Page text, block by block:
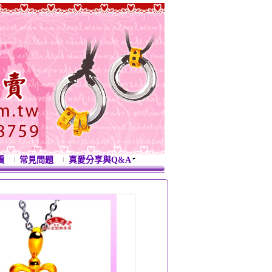
常見問題 真愛分享與Q&A